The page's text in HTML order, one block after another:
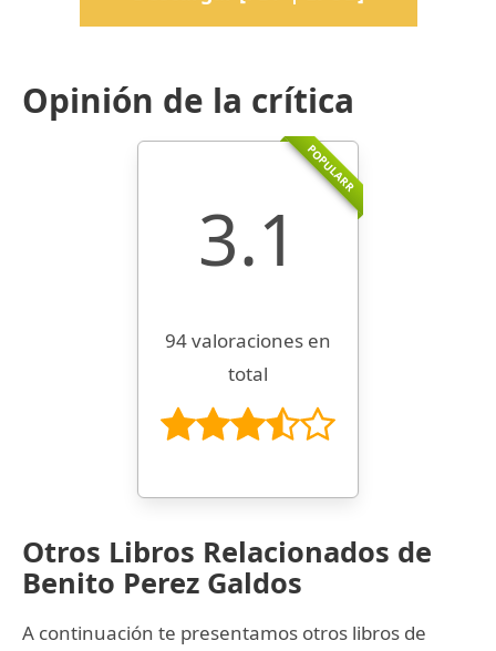
Opinión de la crítica
POPULARR
3.1
94 valoraciones en
total
Otros Libros Relacionados de
Benito Perez Galdos
A continuación te presentamos otros libros de